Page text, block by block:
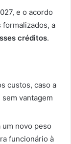
e o acordo
a
créditos.
custos, caso a
vantagem
um novo peso
funcionário à